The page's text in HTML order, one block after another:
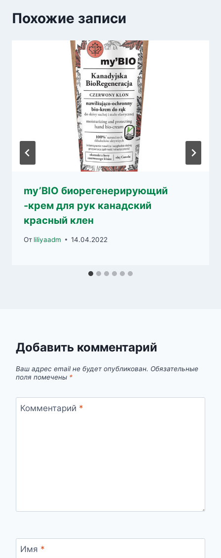
Похожие записи
my’BIO биорегенерирующий
-крем для рук канадский
красный клен
От liliyaadm 14.04.2022
Добавить комментарий
Ваш адрес email не будет опубликован. Обязательные
поля помечены *
Комментарий *
Имя *